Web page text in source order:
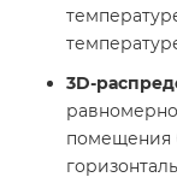
3D-
помещения